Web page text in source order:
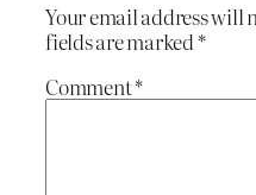
Your email address will
fields are marked*
Comment*